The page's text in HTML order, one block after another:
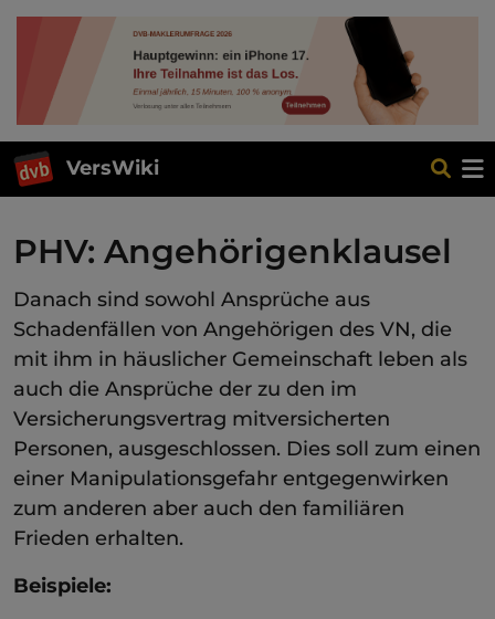
VersWiki
PHV: Angehörigenklausel
Danach sind sowohl Ansprüche aus
Schadenfällen von Angehörigen des VN, die
mit ihm in häuslicher Gemeinschaft leben als
auch die Ansprüche der zu den im
Versicherungsvertrag mitversicherten
Personen, ausgeschlossen. Dies soll zum einen
einer Manipulationsgefahr entgegenwirken
zum anderen aber auch den familiären
Frieden erhalten.
Beispiele: